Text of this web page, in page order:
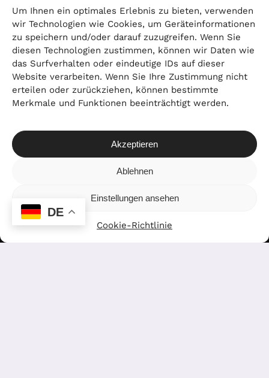
Um Ihnen ein optimales Erlebnis zu bieten, verwenden
wir Technologien wie Cookies, um Geräteinformationen
zu speichern und/oder darauf zuzugreifen. Wenn Sie
diesen Technologien zustimmen, können wir Daten wie
das Surfverhalten oder eindeutige IDs auf dieser
Website verarbeiten. Wenn Sie Ihre Zustimmung nicht
erteilen oder zurückziehen, können bestimmte
Merkmale und Funktionen beeinträchtigt werden.
Akzeptieren
Ablehnen
Einstellungen ansehen
Cookie-Richtlinie
Datenschutz
Widerrufsbelehrung
Cookie-Richtlinie (EU)
DE